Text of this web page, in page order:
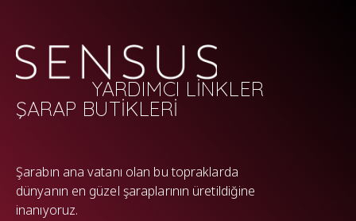
YARDIMCI LİNKLER
ŞARAP BUTİKLERİ
WP
Şarabın ana vatanı olan bu topraklarda
dünyanın en güzel şaraplarının üretildiğine
inanıyoruz.